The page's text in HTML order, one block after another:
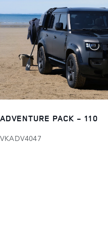
ADVENTURE PACK - 110
VKADV4047